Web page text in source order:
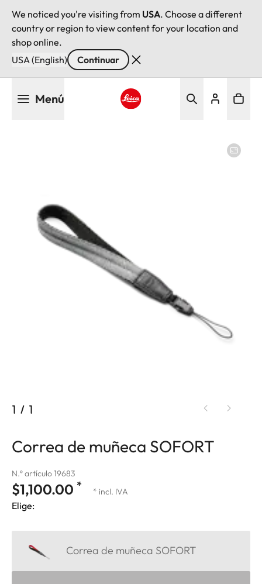
We noticed you're visiting from USA. Choose a different
country or region to view content for your location and
shop online.
USA (English)
Continuar
Menú
1 / 1
Correa de muñeca SOFORT
N.º artículo 19683
$1,100.00 * * incl. IVA
Elige:
Correa de muñeca SOFORT